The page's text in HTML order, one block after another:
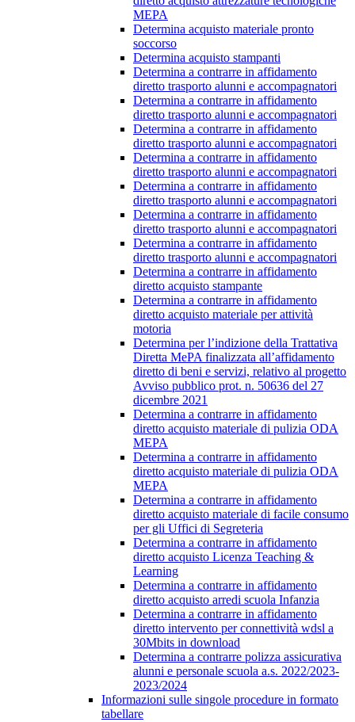
MEPA
Determina acquisto materiale pronto
soccorso
Determina acquisto stampanti
Determina a contrarre in affidamento
diretto trasporto alunni e accompagnatori
Determina a contrarre in affidamento
diretto trasporto alunni e accompagnatori
Determina a contrarre in affidamento
diretto trasporto alunni e accompagnatori
Determina a contrarre in affidamento
diretto trasporto alunni e accompagnatori
Determina a contrarre in affidamento
diretto trasporto alunni e accompagnatori
Determina a contrarre in affidamento
diretto trasporto alunni e accompagnatori
Determina a contrarre in affidamento
diretto trasporto alunni e accompagnatori
Determina a contrarre in affidamento
diretto acquisto stampante
Determina a contrarre in affidamento
diretto acquisto materiale per attività
motoria
Determina per l’indizione della Trattativa
Diretta MePA finalizzata all’affidamento
diretto di beni e servizi, relativo al progetto
Avviso pubblico prot. n. 50636 del 27
dicembre 2021
Determina a contrarre in affidamento
diretto acquisto materiale di pulizia ODA
MEPA
Determina a contrarre in affidamento
diretto acquisto materiale di pulizia ODA
MEPA
Determina a contrarre in affidamento
diretto acquisto materiale di facile consumo
per gli Uffici di Segreteria
Determina a contrarre in affidamento
diretto acquisto Licenza Teaching &
Learning
Determina a contrarre in affidamento
diretto acquisto arredi scuola Infanzia
Determina a contrarre in affidamento
diretto intervento per connettività wdsl a
30Mbits in download
Determina a contrarre polizza assicurativa
alunni e personale scuola a.s. 2022/2023-
2023/2024
Informazioni sulle singole procedure in formato
tabellare